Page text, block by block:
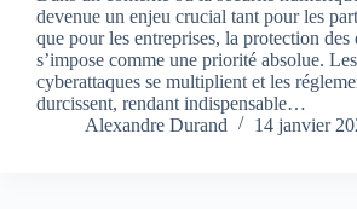
devenue un enjeu crucial tant pour les
que pour les entreprises, la protection des
s’impose comme une priorité absolue. Les
cyberattaques se multiplient et les
durcissent, rendant indispensable…
Alexandre Durand
14 janvier